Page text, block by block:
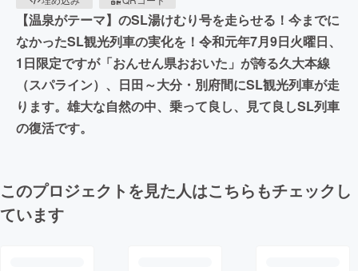
【温泉がテーマ】のSL湯けむり号を走らせる！今までに
なかったSL観光列車の実化を！令和元年7月9日火曜日、
1日限定ですが「おんせん県おおいた」が誇る久大本線
（スパライン）、日田～大分・別府間にSL観光列車が走
ります。雄大な自然の中、乗って良し、見て良しSL列車
の復活です。
このプロジェクトを見た人はこちらもチェックし
ています